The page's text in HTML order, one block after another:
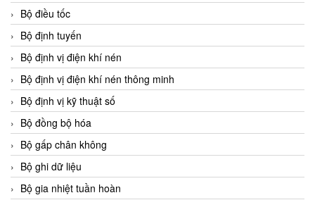
Bộ điều tốc
Bộ định tuyến
Bộ định vị điện khí nén
Bộ định vị điện khí nén thông minh
Bộ định vị kỹ thuật số
Bộ đồng bộ hóa
Bộ gấp chân không
Bộ ghi dữ liệu
Bộ gia nhiệt tuần hoàn